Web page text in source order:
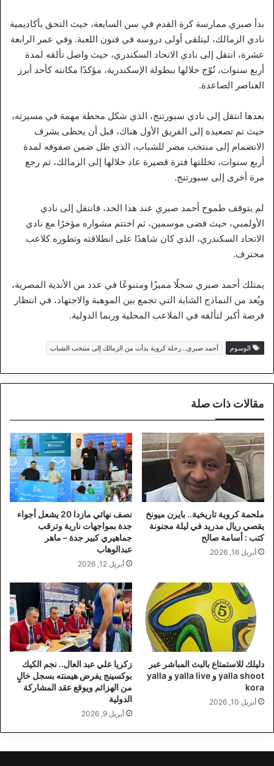
بدأ صبري ممارسة كرة القدم في سن السابعة، حيث التحق بأكاديمية
نادي الزمالك، ليتلقى أولى دروسه في فنون اللعبة. وفي عمر الرابعة
عشرة، انتقل إلى نادي الاتحاد السكندري، حيث واصل تألقه لمدة
أربع سنوات، تُوّج خلالها ببطولة الإسكندرية، مؤكدًا مكانته كأحد أبرز
العناصر الصاعدة.
بعدها انتقل إلى نادي سبورتنج، الذي شكل محطة مهمة في مسيرته،
حيث تم تصعيده إلى الفريق الأول هناك، قبل أن يحظى بشرف
الانضمام إلى منتخب مصر للشباب، الذي ظل ضمن صفوفه لمدة
أربع سنوات، تخللتها فترة قصيرة عاد خلالها إلى الزمالك، ثم رجع
مرة أخرى إلى سبورتنج.
لم يتوقف طموح أحمد صبري عند هذا الحد، فانتقل إلى نادي
الأولمبي، حيث قضى موسمين، ثم اختتم مشواره مؤخرًا مع نادي
الاتحاد السكندري، الذي كان شاهدًا على انطلاقته وتطوره كلاعب
محترف.
يمتلك أحمد صبري سجلًا مميزًا ومتنوعًا في عدد من الأندية المصرية،
ويُعد من النماذج الشابة التي تجمع بين الموهبة والاجتهاد، في انتظار
فرصة أكبر لتألقه في الملاعب المحلية وربما الدولية.
الوسوم أحمد صبري.. رحلة كروية بدأت من الزمالك إلى منتخب الشباب
مقالات ذات صلة
ملحمة كروية تاريخية.. بايرن ميونخ
يقصي ريال مدريد في ليلة مجنونة
كتب : أسامة صالح
أبريل 16, 2026
نصف نهائي مازدا 20 يشعل أجواء
جدة بمواجهات نارية وترقب
جماهيري كبير جدة – ماهر
عبدالوهاب
أبريل 12, 2026
دليلك للاستمتاع بالبث المباشر عبر
yalla shoot و yalla live و yalla
kora
أبريل 10, 2026
زكريا علي عبد العال.. نجم الكيك
بوكسينج يفرض هيمنته بسجل خالٍ
من الهزائم ويوقع عقد المشاركة
الدولية
أبريل 9, 2026